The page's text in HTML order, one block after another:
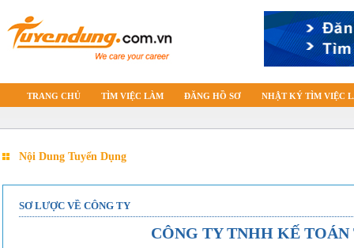
TRANG CHỦ TÌM VIỆC LÀM ĐĂNG HỒ SƠ NHẬT KÝ TÌM VIỆC
Nội Dung Tuyển Dụng
SƠ LƯỢC VỀ CÔNG TY
CÔNG TY TNHH KẾ TOÁN